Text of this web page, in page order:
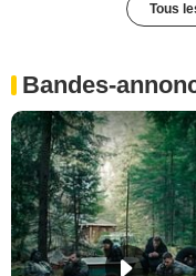
Tous
Bandes-